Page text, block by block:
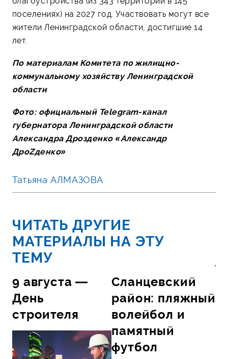
поселениях) на 2027 год. Участвовать могут все
жители Ленинградской области, достигшие 14
лет.
По материалам Комитета по жилищно-
коммунальному хозяйству Ленинградской
области
Фото: официальный Telegram-канал
губернатора Ленинградской области
Александра Дрозденко «Александр
ДроZденко»
Татьяна АЛМАЗОВА
ЧИТАТЬ ДРУГИЕ
МАТЕРИАЛЫ НА ЭТУ
ТЕМУ
9 августа —
День
строителя
Сланцевский
район: пляжный
волейбол и
памятный
футбол